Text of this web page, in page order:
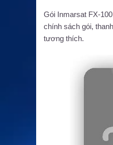
Gói Inmarsat FX-
chính sách gói,
tương thích.